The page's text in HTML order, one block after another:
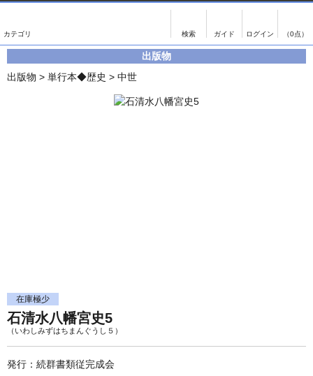
（0点）
影印資料
単行本◆日本語史
Ｗｅｂ版
書誌学・目録
古書目録
画像がある商品のみ検索
出版物
出版物 > 単行本◆歴史 > 中世
在庫極少
石清水八幡宮史5
（いわしみずはちまんぐうし５）
発行：続群書類従完成会